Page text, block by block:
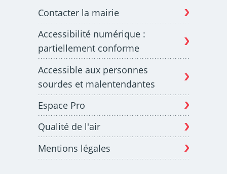
Contacter la mairie
Accessibilité numérique :
partiellement conforme
Accessible aux personnes
sourdes et malentendantes
Espace Pro
Qualité de l'air
Mentions légales